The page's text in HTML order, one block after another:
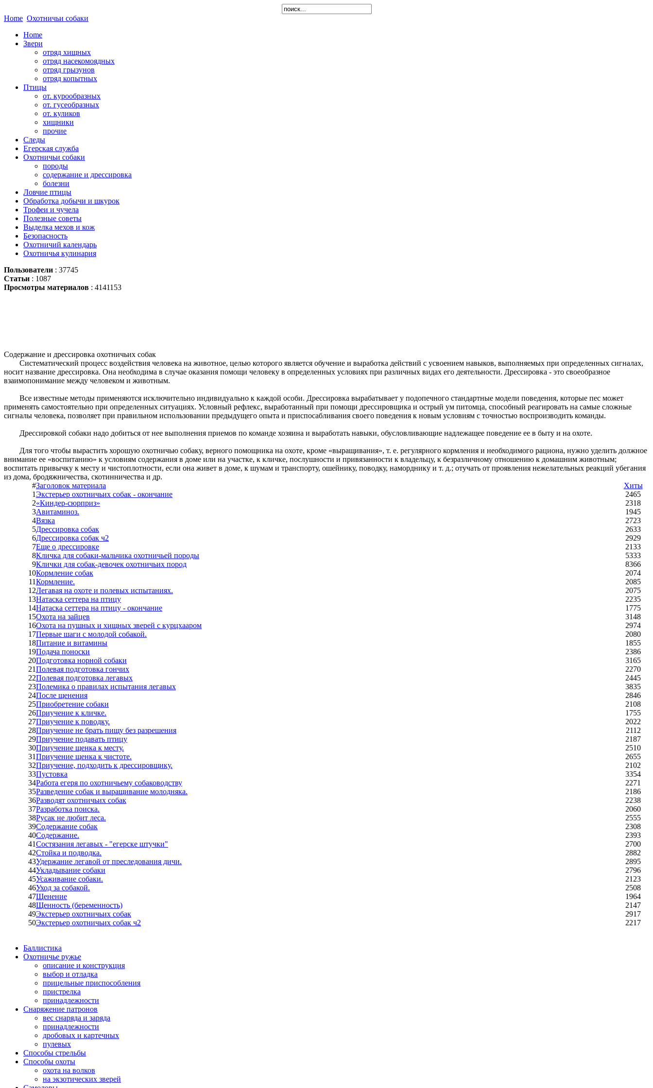
Home Охотничьи собаки
Home
Звери
отряд хищных
отряд насекомоядных
отряд грызунов
отряд копытных
Птицы
от. курообразных
от. гусеобразных
от. куликов
хищники
прочие
Следы
Егерская служба
Охотничьи собаки
породы
содержание и дрессировка
болезни
Ловчие птицы
Обработка добычи и шкурок
Трофеи и чучела
Полезные советы
Выделка мехов и кож
Безопасность
Охотничий календарь
Охотничья кулинария
Пользователи : 37745
Статьи : 1087
Просмотры материалов : 4141153
Содержание и дрессировка охотничьих собак
Систематический процесс воздействия человека на животное, целью которого является обучение и выработка действий с усвоением навыков, выполняемых при определенных сигналах,
носит название дрессировка. Она необходима в случае оказания помощи человеку в определенных условиях при различных видах его деятельности. Дрессировка - это своеобразное
взаимопонимание между человеком и животным.
Все известные методы применяются исключительно индивидуально к каждой особи. Дрессировка вырабатывает у подопечного стандартные модели поведения, которые пес может
применять самостоятельно при определенных ситуациях. Условный рефлекс, выработанный при помощи дрессировщика и острый ум питомца, способный реагировать на самые сложные
сигналы человека, позволяет при правильном использовании предыдущего опыта и приспосабливания своего поведения к новым условиям с точностью воспроизводить команды.
Дрессировкой собаки надо добиться от нее выполнения приемов по команде хозяина и выработать навыки, обусловливающие надлежащее поведение ее в быту и на охоте.
Для того чтобы вырастить хорошую охотничью собаку, верного помощника на охоте, кроме «выращивания», т. е. регулярного кормления и необходимого рациона, нужно уделить должное
внимание ее «воспитанию» к условиям содержания в доме или на участке, к кличке, послушности и привязанности к владельцу, к безразличному отношению к домашним животным;
воспитать привычку к месту и чистоплотности, если она живет в доме, к шумам и транспорту, ошейнику, поводку, наморднику и т. д.; отучать от проявления нежелательных реакций убегания
из дома, бродяжничества, скотинничества и др.
#Заголовок материала
Хиты
1Экстерьер охотничьих собак - окончание
2465
2«Киндер-сюрприз»
2318
3Авитаминоз.
1945
4Вязка
2723
5Дрессировка собак
2633
6Дрессировка собак ч2
2929
7Еще о дрессировке
2133
8Кличка для собаки-мальчика охотничьей породы
5333
9Клички для собак-девочек охотничьих пород
8366
10Кормление собак
2074
11Кормление.
2085
12Легавая на охоте и полевых испытаниях.
2075
13Натаска сеттера на птицу
2235
14Натаска сеттера на птицу - окончание
1775
15Охота на зайцев
3148
16Охота на пушных и хищных зверей с курцхааром
2974
17Первые шаги с молодой собакой.
2080
18Питание и витамины
1855
19Подача поноски
2386
20Подготовка норной собаки
3165
21Полевая подготовка гончих
2270
22Полевая подготовка легавых
2445
23Полемика о правилах испытания легавых
3835
24После щенения
2846
25Приобретение собаки
2108
26Приучение к кличке.
1755
27Приучение к поводку.
2022
28Приучение не брать пищу без разрешения
2112
29Приучение подавать птицу
2187
30Приучение щенка к месту.
2510
31Приучение щенка к чистоте.
2655
32Приучение, подходить к дрессировщику.
2102
33Пустовка
3354
34Работа егеря по охотничьему собаководству
2271
35Разведение собак и выращивание молодняка.
2186
36Разводят охотничьих собак
2238
37Разработка поиска.
2060
38Русак не любит леса.
2555
39Содержание собак
2308
40Содержание.
2393
41Состязания легавых - "егерске штучки"
2700
42Стойка и подводка.
2882
43Удержание легавой от преследования дичи.
2895
44Укладывание собаки
2796
45Усаживание собаки.
2123
46Уход за собакой.
2508
47Щенение
1964
48Щенность (беременность)
2147
49Экстерьер охотничьих собак
2917
50Экстерьер охотничьих собак ч2 2217
Баллистика
Охотничье ружье
описание и конструкция
выбор и отладка
прицельные приспособления
пристрелка
принадлежности
Снаряжение патронов
вес снаряда и заряда
принадлежности
дробовых и картечных
пулевых
Способы стрельбы
Способы охоты
охота на волков
на экзотических зверей